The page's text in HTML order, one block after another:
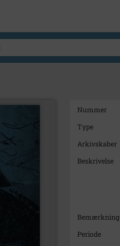
Nummer
Type
Arkivskaber
Beskrivelse
Bemærkning
Periode